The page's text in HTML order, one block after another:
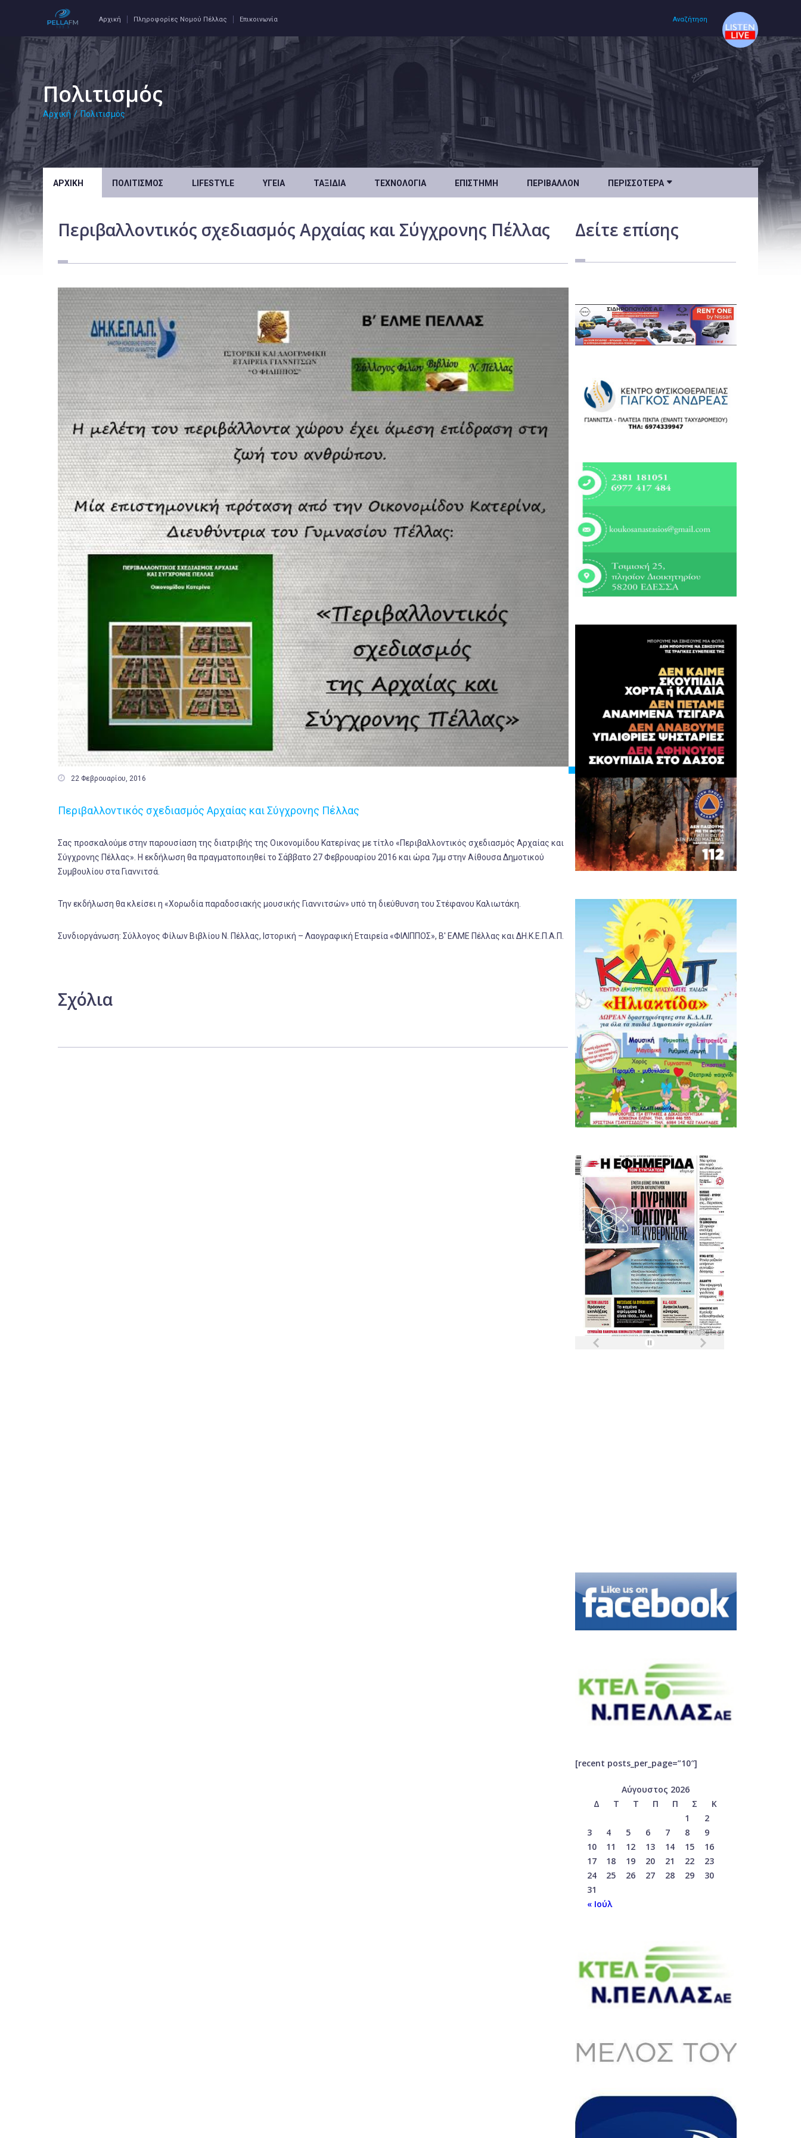
Αρχική Πληροφορίες Νομού Πέλλας Επικοινωνία Αναζήτηση
Πολιτισμός
Αρχική / Πολιτισμός
ΑΡΧΙΚΉ ΠΟΛΙΤΙΣΜΌΣ LIFESTYLE ΥΓΕΊΑ ΤΑΞΊΔΙΑ ΤΕΧΝΟΛΟΓΊΑ ΕΠΙΣΤΉΜΗ ΠΕΡΙΒΆΛΛΟΝ ΠΕΡΙΣΣΌΤΕΡΑ 
Περιβαλλοντικός σχεδιασμός Αρχαίας και Σύγχρονης Πέλλας
 22 Φεβρουαρίου, 2016
Περιβαλλοντικός σχεδιασμός Αρχαίας και Σύγχρονης Πέλλας
Σας προσκαλούμε στην παρουσίαση της διατριβής της Οικονομίδου Κατερίνας με τίτλο «Περιβαλλοντικός σχεδιασμός Αρχαίας και
Σύγχρονης Πέλλας». Η εκδήλωση θα πραγματοποιηθεί το Σάββατο 27 Φεβρουαρίου 2016 και ώρα 7μμ στην Αίθουσα Δημοτικού
Συμβουλίου στα Γιαννιτσά.
Την εκδήλωση θα κλείσει η «Χορωδία παραδοσιακής μουσικής Γιαννιτσών» υπό τη διεύθυνση του Στέφανου Καλιωτάκη.
Συνδιοργάνωση: Σύλλογος Φίλων Βιβλίου Ν. Πέλλας, Ιστορική – Λαογραφική Εταιρεία «ΦΙΛΙΠΠΟΣ», Β' ΕΛΜΕ Πέλλας και ΔΗ.Κ.Ε.Π.Α.Π.
Σχόλια
Δείτε επίσης
[recent posts_per_page=”10″]
Αύγουστος 2026
Δ
Τ Τ Π Π Σ
Κ
1
2
3
4 5 6 7 8
9
10
11 12 13 14 15
16
17
18 19 20 21 22
23
24
25 26 27 28 29
30
31
« Ιούλ
Αρχική
Πολιτισμός
Υγεία
Ταξίδια
Επιστήμη
Περιβάλλον
Κόσμος
Τοπικά
Πολιτική
Αθλητικά